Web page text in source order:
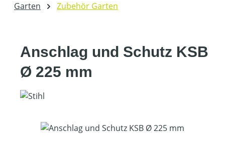
Garten Zubehör Garten
Anschlag und Schutz KSB
Ø 225 mm
Bildergalerie überspringen